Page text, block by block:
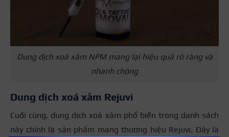
Dung dịch xoá xăm NPM mang lại hiệu quả rõ ràng và
nhanh chóng
Dung dịch xoá xăm Rejuvi
Cuối cùng, dung dịch xoá xăm phổ biến trong danh sách
này chính là sản phẩm mang thương hiệu Rejuvi. Đây là